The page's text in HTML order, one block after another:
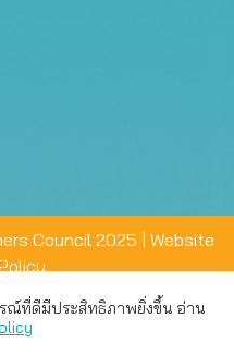
Council 2025 | Website
รณ์ที่ดีมีประสิทธิภาพยิ่งขึ้น อ่าน
ณ์การใช้งานที่ดีให้แก่ท่าน คุณ